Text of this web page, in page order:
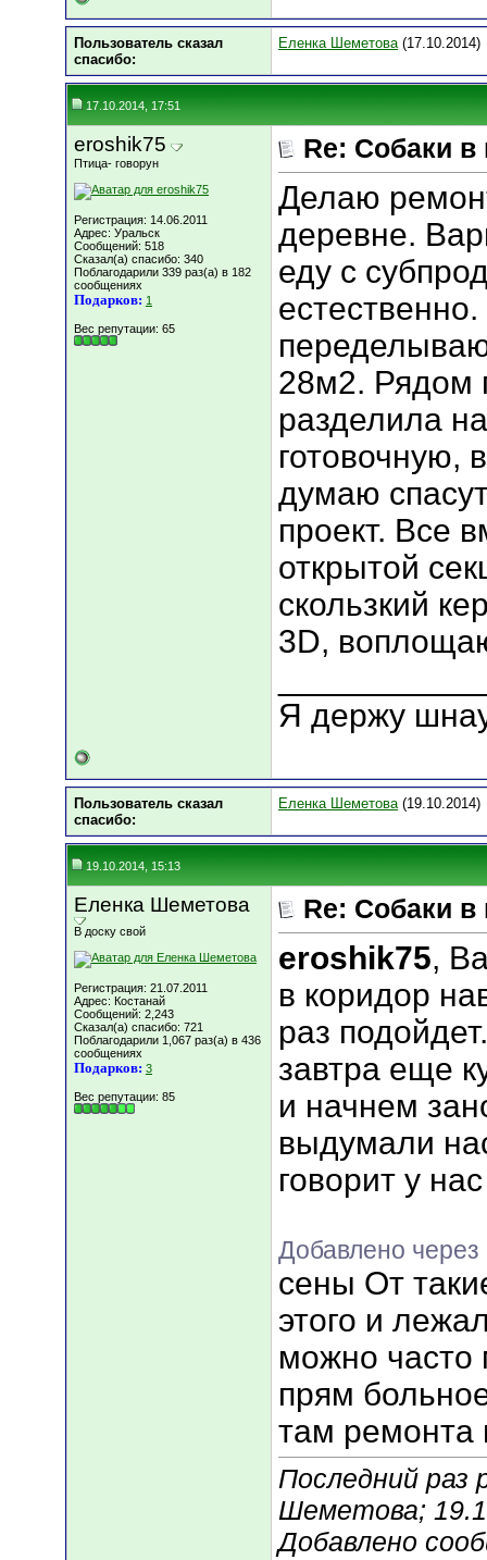
Пользователь сказал
cпасибо:
Еленка Шеметова(17.10.2014)
17.10.2014, 17:51
eroshik75
Птица- говорун
Регистрация: 14.06.2011
Адрес: Уральск
Сообщений: 518
Сказал(а) спасибо: 340
Поблагодарили 339 раз(а) в 182
сообщениях
Подарков: 1
Вес репутации: 65
Re: Собаки в
Делаю
деревне.
еду с
28м2. Рядом
разделила
готовочную,
думаю
проект. Все
открытой
скользкий
3D,
Я держу
Пользователь сказал
cпасибо:
Еленка Шеметова(19.10.2014)
19.10.2014, 15:13
Еленка Шеметова
В доску свой
Регистрация: 21.07.2011
Адрес: Костанай
Сообщений: 2,243
Сказал(а) спасибо: 721
Поблагодарили 1,067 раз(а) в 436
сообщениях
Подарков: 3
Вес репутации: 85
Re: Собаки в
eroshik75,
в коридор
раз
завтра еще
и начнем
выдумали
говорит у
Добавлено
сены От
этого и
можно часто
прям
там ремонта
Последний раз
Шеметова;
Добавлено